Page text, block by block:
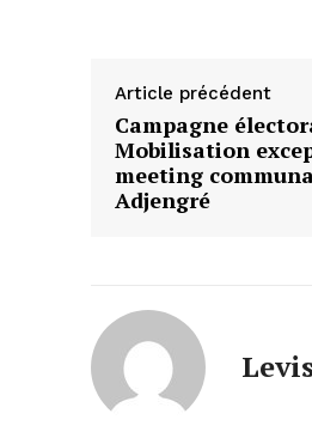
Article précédent
Campagne
Mobilisation
meeting
Adjengré